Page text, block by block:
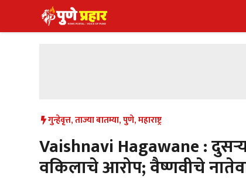
to
गुन्हेवृत्त,ताज्या बातम्या,पुणे,महाराष्ट्र
Vaishnavi Hagawane :
वकिलाचे आरोप; वैष्णवीचे